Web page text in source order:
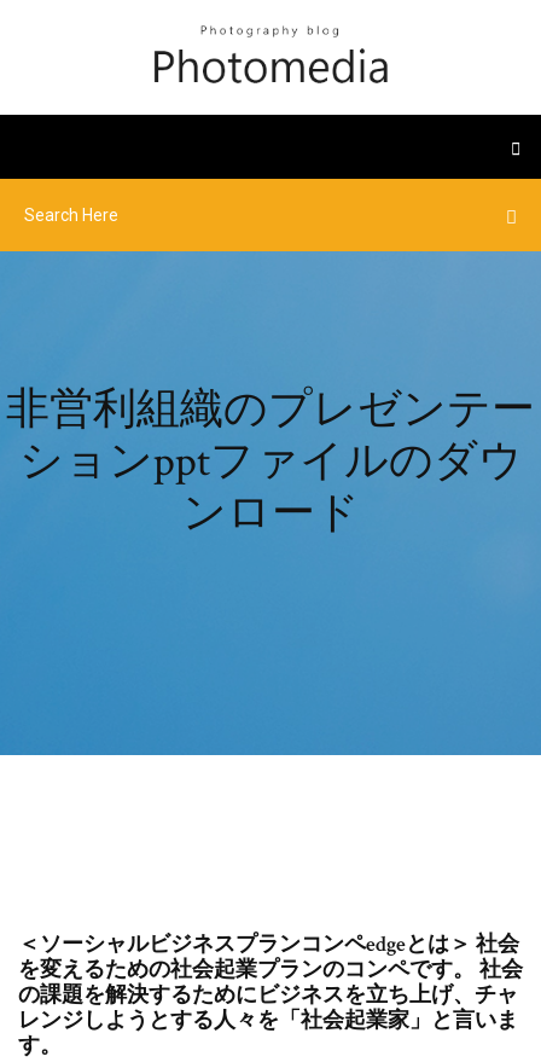
非営利組織のプレゼンテー
ションpptファイルのダウ
ンロード
＜ソーシャルビジネスプランコンペedgeとは＞ 社会
を変えるための社会起業プランのコンペです。 社会
の課題を解決するためにビジネスを立ち上げ、チャ
レンジしようとする人々を「社会起業家」と言いま
す。